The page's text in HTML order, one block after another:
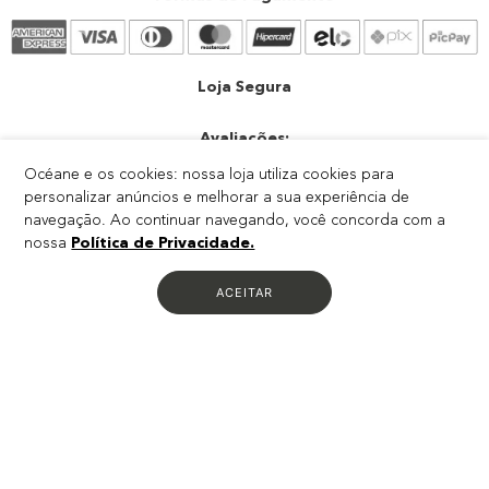
Océane e os cookies: nossa loja utiliza cookies para
personalizar anúncios e melhorar a sua experiência de
navegação. Ao continuar navegando, você concorda com a
nossa Política de Privacidade.
ACEITAR
Loja Segura
Avaliações:
RODOVIA DARLY SANTOS, 4000 - GALPAO VII AREA 01 DARLY
SANTOS - VILA VELHA - ES - CEP: 29103-300